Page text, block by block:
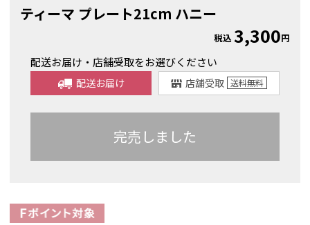
ティーマ プレート21cm ハニー
税込3,300円
配送お届け・店舗受取をお選びください
配送お届け 店舗受取 送料無料
完売しました